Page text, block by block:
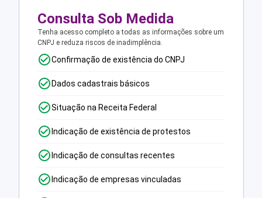
Consulta Sob Medida
Tenha acesso completo a todas as informações sobre um
CNPJ e reduza riscos de inadimplência.
Confirmação de existência do CNPJ
Dados cadastrais básicos
Situação na Receita Federal
Indicação de existência de protestos
Indicação de consultas recentes
Indicação de empresas vinculadas